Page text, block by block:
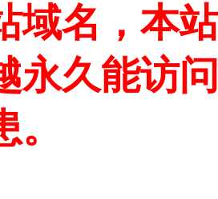
域名，本
永久能访